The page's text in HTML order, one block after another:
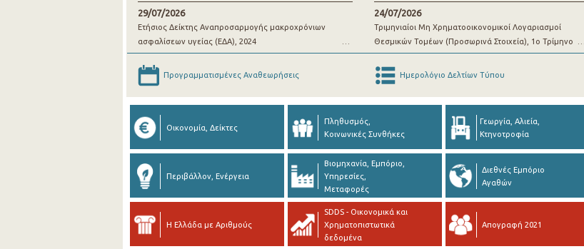
29/07/2026
Ετήσιος Δείκτης Αναπροσαρμογής μακροχρόνιων
ασφαλίσεων υγείας (ΕΔΑ), 2024
24/07/2026
Τριμηνιαίοι Μη Χρηματοοικονομικοί Λογαριασμοί
Θεσμικών Τομέων (Προσωρινά Στοιχεία), 1o Τρίμηνο
2026
Προγραμματισμένες Αναθεωρήσεις Ημερολόγιο Δελτίων Τύπου
Οικονομία, Δείκτες
Πληθυσμός,
Κοινωνικές Συνθήκες
Γεωργία, Αλιεία,
Κτηνοτροφία
Περιβάλλον, Ενέργεια
Βιομηχανία, Εμπόριο,
Υπηρεσίες,
Μεταφορές
Διεθνές Εμπόριο
Αγαθών
Η Ελλάδα με Αριθμούς
SDDS - Οικονομικά και
Χρηματοπιστωτικά
δεδομένα
Απογραφή 2021